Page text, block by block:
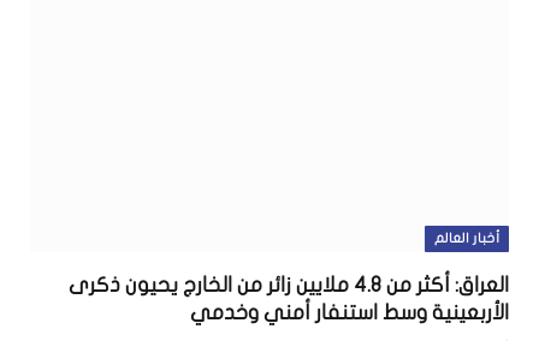
أخبار العالم
العراق: أكثر من 4.8 ملايين زائر من الخارج يحيون ذكرى
الأربعينية وسط استنفار أمني وخدمي